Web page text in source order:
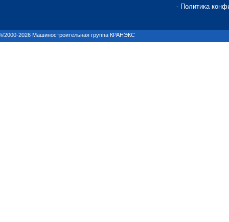
- Политика
©2000-2026 Машиностроительная группа КРАНЭКС